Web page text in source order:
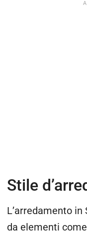
Stile
L’arredamento
da elementi